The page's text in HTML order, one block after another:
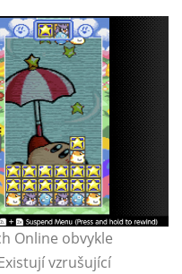
Online obvykle
vzrušující